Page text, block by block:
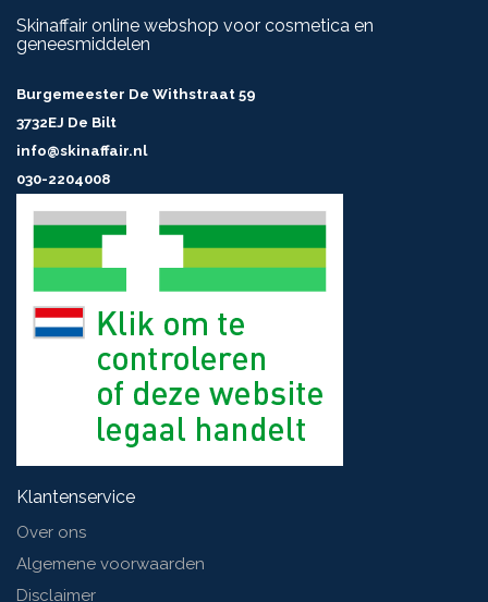
Skinaffair online webshop voor cosmetica en
geneesmiddelen
Burgemeester De Withstraat 59
3732EJ De Bilt
info@skinaffair.nl
030-2204008
Klantenservice
Over ons
Algemene voorwaarden
Disclaimer